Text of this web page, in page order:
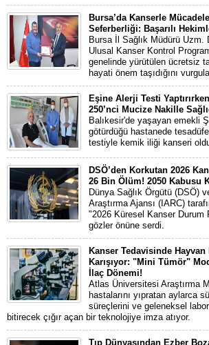
Bursa’da Kanserle
Seferberliği: Başarılı
Bursa İl Sağlık Müdürü Uzm.
Ulusal Kanser Kontrol
genelinde yürütülen ücretsiz
hayati önem taşıdığını
Eşine Alerji Testi
250’nci Mucize Nakille
Balıkesir'de yaşayan emekli
götürdüğü hastanede
testiyle kemik iliği kanseri
DSÖ’den Korkutan 2026
26 Bin Ölüm! 2050 Kabusu
Dünya Sağlık Örgütü (DSÖ)
Araştırma Ajansı (IARC)
"2026 Küresel Kanser Durum
gözler önüne serdi.
Kanser Tedavisinde
Karışıyor: "Mini Tümör"
İlaç Dönemi!
Atlas Üniversitesi Araştırma
hastalarını yıpratan aylarca
süreçlerini ve geleneksel
bitirecek çığır açan bir teknolojiye imza atıyor.
Tıp Dünyasından Ezber